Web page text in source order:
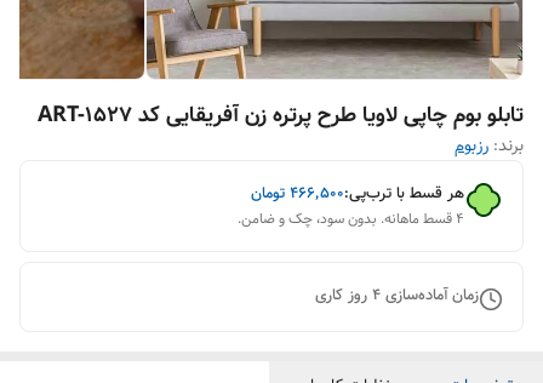
تابلو بوم چاپی لاویا طرح پرتره زن آفریقایی کد ART-1527
برند: رزبوم
هر قسط با ترب‌پی:۴۶۶٬۵۰۰تومان
۴ قسط ماهانه. بدون سود، چک و ضامن.
زمان آماده‌سازی4روز کاری